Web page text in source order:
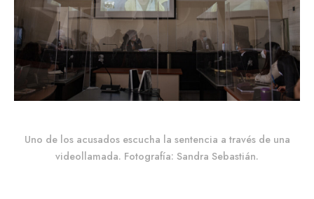
Uno de los acusados escucha la sentencia a través de una
videollamada. Fotografía: Sandra Sebastián.